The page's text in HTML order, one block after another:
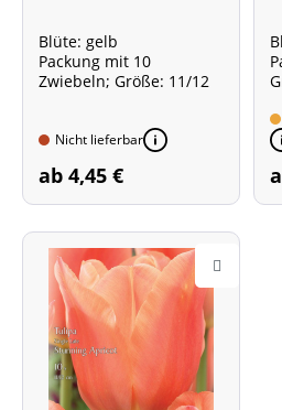
Blüte: gelb
Packung mit 10
Zwiebeln; Größe: 11/12
Nicht lieferbar
ab 4,45 €